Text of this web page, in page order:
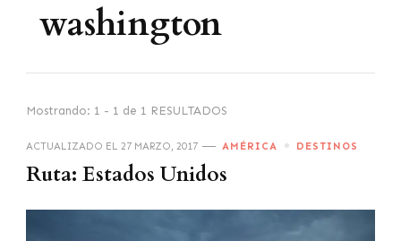
washington
Mostrando: 1 - 1 de 1 RESULTADOS
ACTUALIZADO EL 27 MARZO, 2017 AMÉRICA DESTINOS
Ruta: Estados Unidos